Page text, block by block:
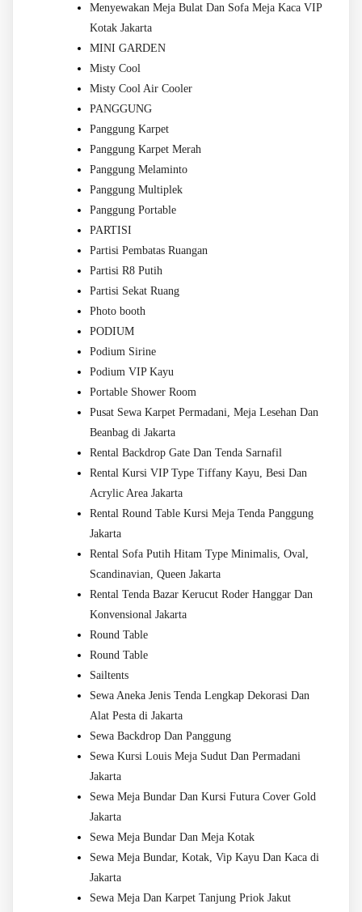
Menyewakan Meja Bulat Dan Sofa Meja Kaca VIP
Kotak Jakarta
MINI GARDEN
Misty Cool
Misty Cool Air Cooler
PANGGUNG
Panggung Karpet
Panggung Karpet Merah
Panggung Melaminto
Panggung Multiplek
Panggung Portable
PARTISI
Partisi Pembatas Ruangan
Partisi R8 Putih
Partisi Sekat Ruang
Photo booth
PODIUM
Podium Sirine
Podium VIP Kayu
Portable Shower Room
Pusat Sewa Karpet Permadani, Meja Lesehan Dan
Beanbag di Jakarta
Rental Backdrop Gate Dan Tenda Sarnafil
Rental Kursi VIP Type Tiffany Kayu, Besi Dan
Acrylic Area Jakarta
Rental Round Table Kursi Meja Tenda Panggung
Jakarta
Rental Sofa Putih Hitam Type Minimalis, Oval,
Scandinavian, Queen Jakarta
Rental Tenda Bazar Kerucut Roder Hanggar Dan
Konvensional Jakarta
Round Table
Round Table
Sailtents
Sewa Aneka Jenis Tenda Lengkap Dekorasi Dan
Alat Pesta di Jakarta
Sewa Backdrop Dan Panggung
Sewa Kursi Louis Meja Sudut Dan Permadani
Jakarta
Sewa Meja Bundar Dan Kursi Futura Cover Gold
Jakarta
Sewa Meja Bundar Dan Meja Kotak
Sewa Meja Bundar, Kotak, Vip Kayu Dan Kaca di
Jakarta
Sewa Meja Dan Karpet Tanjung Priok Jakut